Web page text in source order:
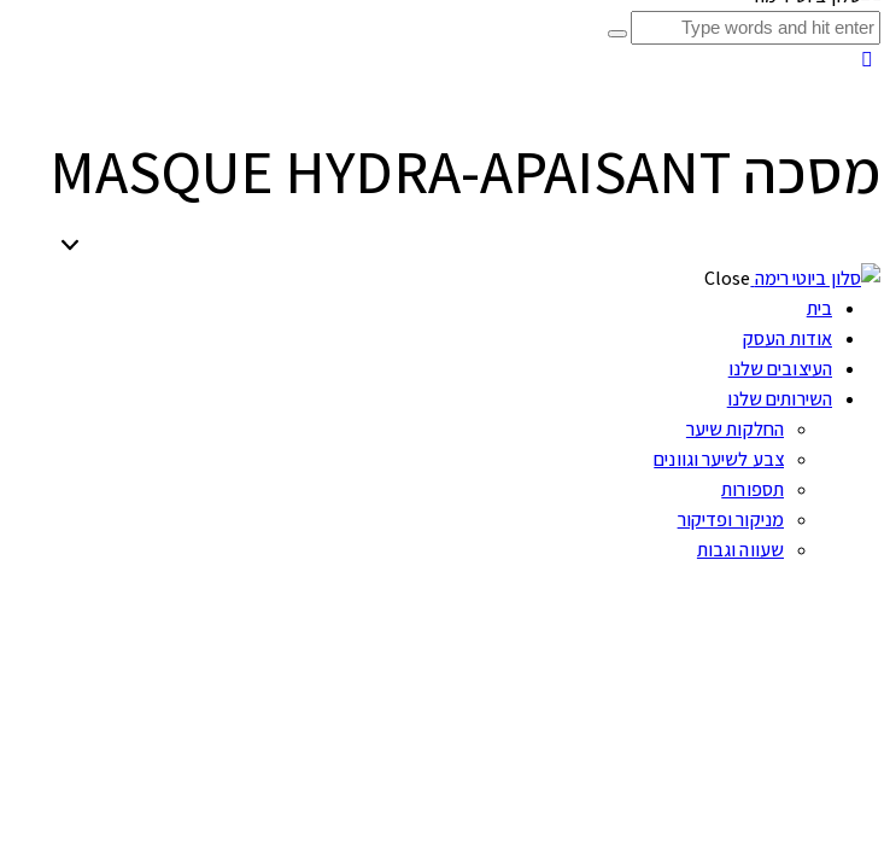
מסכה MASQUE HYDRA-APAISANT
Close
בית
אודות העסק
העיצובים שלנו
השירותים שלנו
החלקות שיער
צבע לשיער וגוונים
תספורות
מניקור ופדיקור
שעווה וגבות